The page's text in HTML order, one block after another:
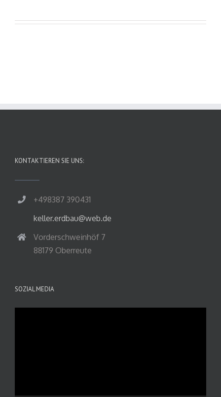
KONTAKTIEREN SIE UNS:
+498387 390431
keller.erdbau@web.de
Vorderschweinhöf 7
88179 Oberreute
SOZIAL MEDIA